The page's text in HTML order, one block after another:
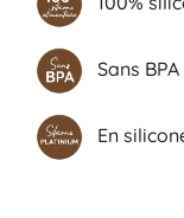
Sans BPA
En